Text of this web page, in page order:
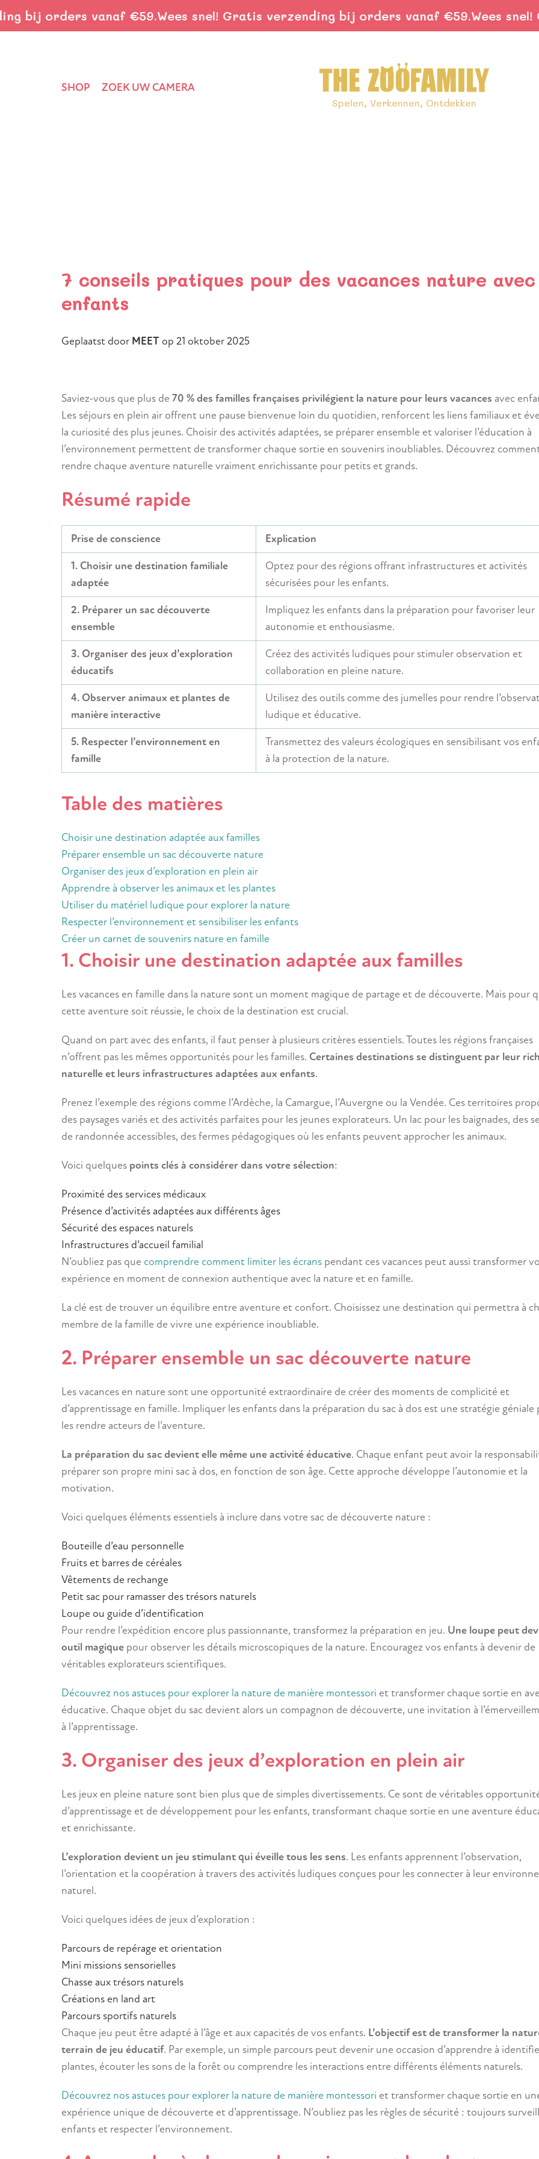
bij orders vanaf €59.Wees snel! Gratis verzending bij orders vanaf €59.Wees snel!
SHOP ZOEK UW CAMERA
Spelen, Verkennen, Ontdekken
7 conseils pratiques pour des vacances nature avec
enfants
Geplaatst door MEET op 21 oktober 2025
Saviez-vous que plus de 70 % des familles françaises privilégient la nature pour leurs vacances avec
Les séjours en plein air offrent une pause bienvenue loin du quotidien, renforcent les liens familiaux et
la curiosité des plus jeunes. Choisir des activités adaptées, se préparer ensemble et valoriser l’éducation à
l’environnement permettent de transformer chaque sortie en souvenirs inoubliables. Découvrez
rendre chaque aventure naturelle vraiment enrichissante pour petits et grands.
Résumé rapide
Prise de conscience
Explication
1. Choisir une destination familiale
adaptée
Optez pour des régions offrant infrastructures et activités
sécurisées pour les enfants.
2. Préparer un sac découverte
ensemble
Impliquez les enfants dans la préparation pour favoriser leur
autonomie et enthousiasme.
3. Organiser des jeux d’exploration
éducatifs
Créez des activités ludiques pour stimuler observation et
collaboration en pleine nature.
4. Observer animaux et plantes de
manière interactive
Utilisez des outils comme des jumelles pour rendre
ludique et éducative.
5. Respecter l’environnement en
famille
Transmettez des valeurs écologiques en sensibilisant vos
à la protection de la nature.
Table des matières
Choisir une destination adaptée aux familles
Préparer ensemble un sac découverte nature
Organiser des jeux d’exploration en plein air
Apprendre à observer les animaux et les plantes
Utiliser du matériel ludique pour explorer la nature
Respecter l’environnement et sensibiliser les enfants
Créer un carnet de souvenirs nature en famille
1. Choisir une destination adaptée aux familles
Les vacances en famille dans la nature sont un moment magique de partage et de découverte. Mais pour
cette aventure soit réussie, le choix de la destination est crucial.
Quand on part avec des enfants, il faut penser à plusieurs critères essentiels. Toutes les régions françaises
n’offrent pas les mêmes opportunités pour les familles. Certaines destinations se distinguent par leur
naturelle et leurs infrastructures adaptées aux enfants.
Prenez l’exemple des régions comme l’Ardèche, la Camargue, l’Auvergne ou la Vendée. Ces territoires
des paysages variés et des activités parfaites pour les jeunes explorateurs. Un lac pour les baignades, des
de randonnée accessibles, des fermes pédagogiques où les enfants peuvent approcher les animaux.
Voici quelques points clés à considérer dans votre sélection:
Proximité des services médicaux
Présence d’activités adaptées aux différents âges
Sécurité des espaces naturels
Infrastructures d’accueil familial
N’oubliez pas que comprendre comment limiter les écrans pendant ces vacances peut aussi transformer
expérience en moment de connexion authentique avec la nature et en famille.
La clé est de trouver un équilibre entre aventure et confort. Choisissez une destination qui permettra à
membre de la famille de vivre une expérience inoubliable.
2. Préparer ensemble un sac découverte nature
Les vacances en nature sont une opportunité extraordinaire de créer des moments de complicité et
d’apprentissage en famille. Impliquer les enfants dans la préparation du sac à dos est une stratégie géniale
les rendre acteurs de l’aventure.
La préparation du sac devient elle même une activité éducative. Chaque enfant peut avoir la
préparer son propre mini sac à dos, en fonction de son âge. Cette approche développe l’autonomie et la
motivation.
Voici quelques éléments essentiels à inclure dans votre sac de découverte nature :
Bouteille d’eau personnelle
Fruits et barres de céréales
Vêtements de rechange
Petit sac pour ramasser des trésors naturels
Loupe ou guide d’identification
Pour rendre l’expédition encore plus passionnante, transformez la préparation en jeu. Une loupe peut
outil magique pour observer les détails microscopiques de la nature. Encouragez vos enfants à devenir de
véritables explorateurs scientifiques.
Découvrez nos astuces pour explorer la nature de manière montessori et transformer chaque sortie en
éducative. Chaque objet du sac devient alors un compagnon de découverte, une invitation à
à l’apprentissage.
3. Organiser des jeux d’exploration en plein air
Les jeux en pleine nature sont bien plus que de simples divertissements. Ce sont de véritables
d’apprentissage et de développement pour les enfants, transformant chaque sortie en une aventure
et enrichissante.
L’exploration devient un jeu stimulant qui éveille tous les sens. Les enfants apprennent l’observation,
l’orientation et la coopération à travers des activités ludiques conçues pour les connecter à leur
naturel.
Voici quelques idées de jeux d’exploration :
Parcours de repérage et orientation
Mini missions sensorielles
Chasse aux trésors naturels
Créations en land art
Parcours sportifs naturels
Chaque jeu peut être adapté à l’âge et aux capacités de vos enfants. L’objectif est de transformer la
terrain de jeu éducatif. Par exemple, un simple parcours peut devenir une occasion d’apprendre à
plantes, écouter les sons de la forêt ou comprendre les interactions entre différents éléments naturels.
Découvrez nos astuces pour explorer la nature de manière montessori et transformer chaque sortie en
expérience unique de découverte et d’apprentissage. N’oubliez pas les règles de sécurité : toujours
enfants et respecter l’environnement.